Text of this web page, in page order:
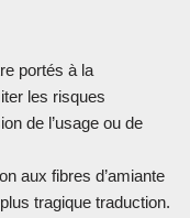
portés à la
les risques
de l’usage ou de
aux fibres d’amiante
tragique traduction.